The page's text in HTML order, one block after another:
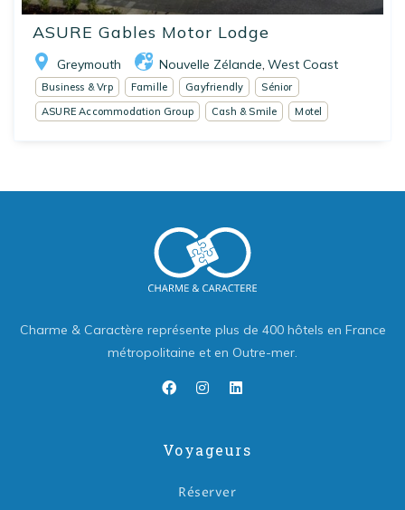
ASURE Gables Motor Lodge
Greymouth Nouvelle Zélande West Coast
Business & Vrp Famille Gayfriendly
Sénior
ASURE Accommodation Group
Cash & Smile Motel
Charme & Caractère représente plus de 400 hôtels en France
métropolitaine et en Outre-mer.
Voyageurs
Réserver